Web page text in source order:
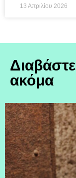
13 Απριλίου 2026
Διαβάστε
ακόμα